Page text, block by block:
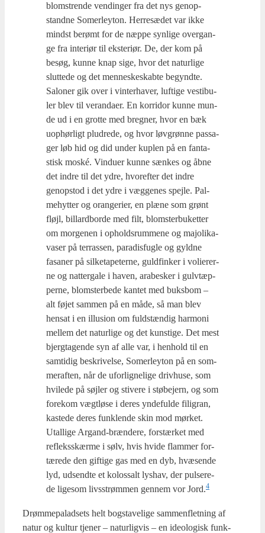
blom­stren­de ven­din­ger fra det nys genop­
stand­ne Somer­leyton. Her­re­sæ­det var ikke
mindst berømt for de næp­pe syn­li­ge over­gan­
ge fra inte­r­i­ør til ekste­ri­ør. De, der kom på
besøg, kun­ne knap sige, hvor det natur­li­ge
slut­te­de og det men­ne­ske­skab­te begynd­te.
Salo­ner gik over i vin­ter­ha­ver, luf­ti­ge vesti­bu­
ler blev til veran­da­er. En kor­ri­dor kun­ne mun­
de ud i en grot­te med breg­ner, hvor en bæk
uop­hør­ligt plud­re­de, og hvor løv­grøn­ne pas­sa­
ger løb hid og did under kup­len på en fan­ta­
stisk moské. Vin­du­er kun­ne sæn­kes og åbne
det indre til det ydre, hvor­ef­ter det indre
genop­stod i det ydre i væg­ge­nes spej­le. Pal­
me­hyt­ter og oran­ge­ri­er, en plæ­ne som grønt
fløjl, bil­lard­bor­de med filt, blom­ster­buket­ter
om mor­ge­nen i opholds­rum­me­ne og majo­li­ka­
va­ser på ter­ras­sen, para­dis­fug­le og gyld­ne
fasa­ner på sil­ket­a­pe­ter­ne, guld­fin­ker i voli­e­rer­
ne og nat­ter­ga­le i haven, ara­be­sker i gulv­tæp­
per­ne, blom­ster­be­de kan­tet med buks­bom –
alt føjet sam­men på en måde, så man blev
hen­sat i en illu­sion om fuld­stæn­dig har­moni
mel­lem det natur­li­ge og det kun­sti­ge. Det mest
bjerg­ta­gen­de syn af alle var, i hen­hold til en
sam­ti­dig beskri­vel­se, Somer­leyton på en som­
mer­af­ten, når de ufor­lig­ne­li­ge driv­hu­se, som
hvi­le­de på søj­ler og sti­ve­re i stø­be­jern, og som
fore­kom vægt­lø­se i deres ynde­ful­de fili­gran,
kaste­de deres funk­len­de skin mod mør­ket.
Utal­li­ge Argand-bræn­de­re, for­stær­ket med
refleks­skær­me i sølv, hvis hvi­de flam­mer for­
tæ­re­de den gif­ti­ge gas med en dyb, hvæ­sen­de
lyd, udsend­te et kolos­salt lys­hav, der pul­se­re­
de lige­som livs­strøm­men gen­nem vor Jord.4
Drøm­me­pa­lad­sets helt bog­sta­ve­li­ge sam­men­flet­ning af
natur og kul­tur tje­ner – natur­lig­vis – en ide­o­lo­gisk funk­